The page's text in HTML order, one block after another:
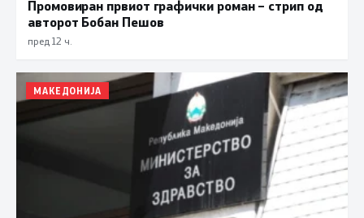
Промовиран првиот графички роман – стрип од
авторот Бобан Пешов
пред 12 ч.
МАКЕДОНИЈА